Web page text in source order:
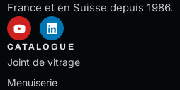
France et en Suisse depuis 1986.
Y
o
u
t
u
b
L
i
n
k
e
d
CATALOGUE
Joint de vitrage
Menuiserie